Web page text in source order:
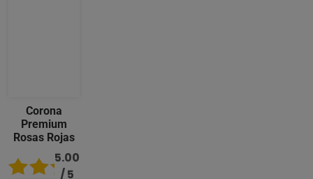
Corona
Premium
Rosas Rojas
5.00
/ 5